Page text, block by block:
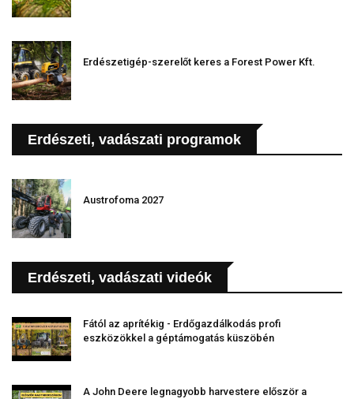
Erdészetigép-szerelőt keres a Forest Power Kft.
Erdészeti, vadászati programok
Austrofoma 2027
Erdészeti, vadászati videók
Fától az aprítékig - Erdőgazdálkodás profi
eszközökkel a géptámogatás küszöbén
A John Deere legnagyobb harvestere először a